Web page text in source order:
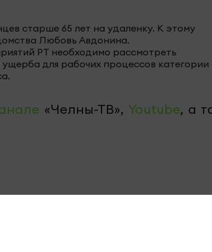
старше 65 лет на удаленку. К этому
Любовь Авдонина.
РТ необходимо рассмотреть
для рабочих процессов категории
«Челны-ТВ», Youtube, а